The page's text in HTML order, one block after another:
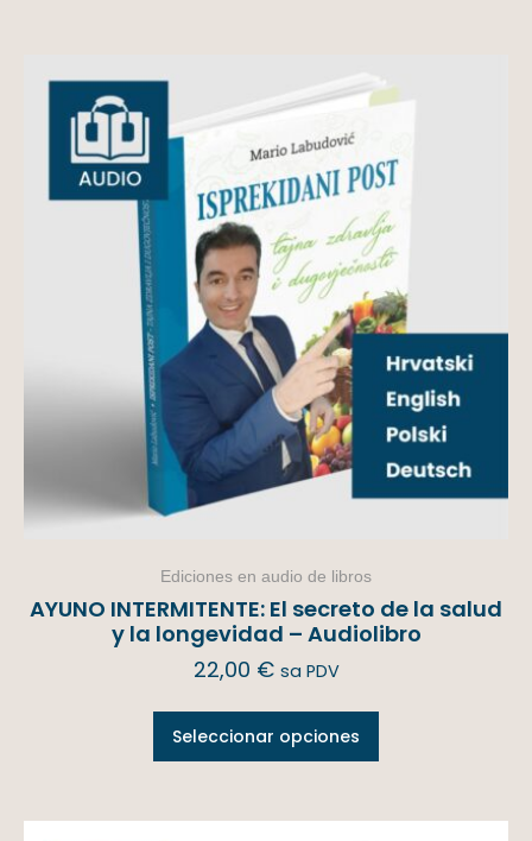
Ediciones en audio de libros
AYUNO INTERMITENTE: El secreto de la salud
y la longevidad – Audiolibro
22,00 € sa PDV
Seleccionar opciones